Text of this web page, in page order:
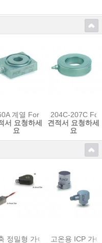
센서
계열 Force 센서
서 요청하세
요
204C-207C
견적서 요청하세
요
셔닝 앰프 / 밧데리타입
정밀형 가속도계 (352A73)
고온용 ICP 가